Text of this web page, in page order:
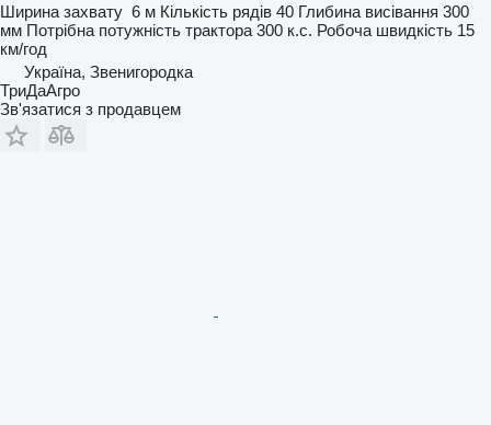
Ширина захвату 6 м Кількість рядів 40 Глибина висівання 300
мм Потрібна потужність трактора 300 к.с. Робоча швидкість 15
км/год
Україна, Звенигородка
ТриДаАгро
Зв'язатися з продавцем